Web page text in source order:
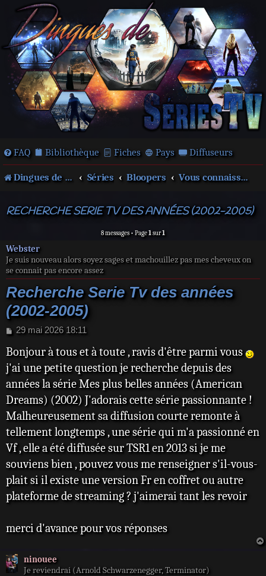
FAQ Bibliothèque Fiches Pays Diffuseurs
Dingues de séries télé ! Séries Bloopers Vous connaissez ?
RECHERCHE SERIE TV DES ANNÉES (2002-2005)
8 messages • Page1sur1
Webster
Je suis nouveau alors soyez sages et machouillez pas mes cheveux on
se connait pas encore assez
Recherche Serie Tv des années
(2002-2005)
M
s
a
g
29 mai 2026 18:11
Bonjour à tous et à toute , ravis d'être parmi vous
j'ai une petite question je recherche depuis des
années la série Mes plus belles années (American
Dreams) (2002) J'adorais cette série passionnante !
Malheureusement sa diffusion courte remonte à
tellement longtemps , une série qui m'a passionné en
Vf , elle a été diffusée sur TSR1 en 2013 si je me
souviens bien , pouvez vous me renseigner s'il-vous-
plait si il existe une version Fr en coffret ou autre
plateforme de streaming ? j'aimerai tant les revoir
merci d'avance pour vos réponses
ninouee
Je reviendrai (Arnold Schwarzenegger, Terminator)